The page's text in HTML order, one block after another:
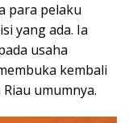
para pelaku
yang ada. Ia
usaha
kembali
umumnya.